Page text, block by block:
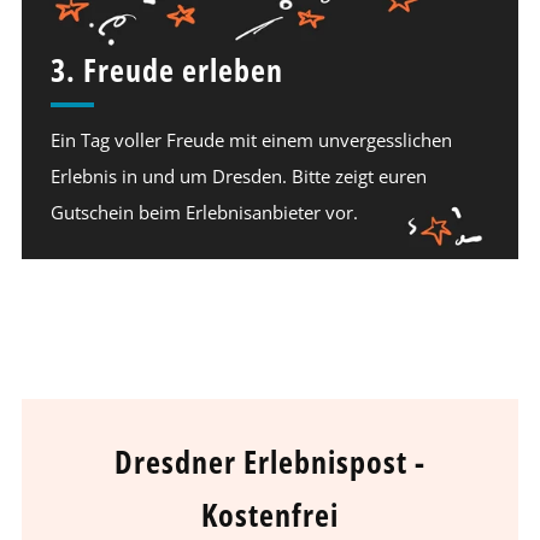
3. Freude erleben
Ein Tag voller Freude mit einem unvergesslichen
Erlebnis in und um Dresden. Bitte zeigt euren
Gutschein beim Erlebnisanbieter vor.
Dresdner Erlebnispost -
Kostenfrei